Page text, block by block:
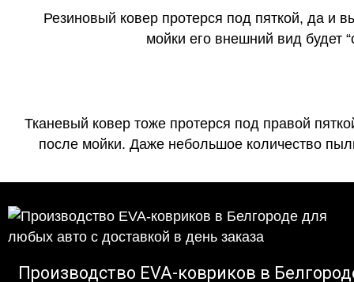
Резиновый ковер протерся под пяткой, да и
мойки его внешний вид будет
Тканевый ковер тоже протерся под правой
после мойки. Даже небольшое количество
Производство EVA-ковриков в